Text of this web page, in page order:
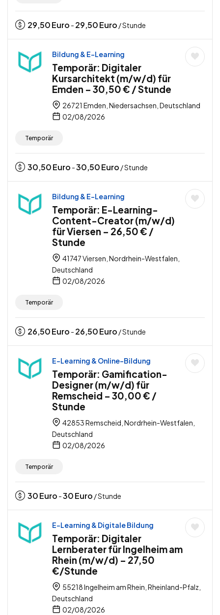
29,50Euro - 29,50Euro / Stunde
Bildung & E-Learning
Temporär: Digitaler
Kursarchitekt (m/w/d) für
Emden – 30,50 € / Stunde
26721 Emden, Niedersachsen, Deutschland
02/08/2026
Temporär
30,50Euro -30,50Euro / Stunde
Bildung & E-Learning
Temporär: E-Learning-
Content-Creator (m/w/d)
für Viersen – 26,50 € /
Stunde
41747 Viersen, Nordrhein-Westfalen,
Deutschland
02/08/2026
Temporär
26,50Euro - 26,50Euro / Stunde
E-Learning & Online-Bildung
Temporär: Gamification-
Designer (m/w/d) für
Remscheid – 30,00 € /
Stunde
42853 Remscheid, Nordrhein-Westfalen,
Deutschland
02/08/2026
Temporär
30Euro -30Euro / Stunde
E-Learning & Digitale Bildung
Temporär: Digitaler
Lernberater für Ingelheim am
Rhein (m/w/d) – 27,50
€/Stunde
55218 Ingelheim am Rhein, Rheinland-Pfalz,
Deutschland
02/08/2026